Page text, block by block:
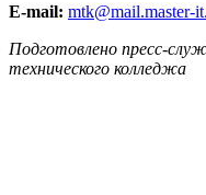
E-mail: mtk@mail.master-
Подготовлено пресс-
технического колледжа